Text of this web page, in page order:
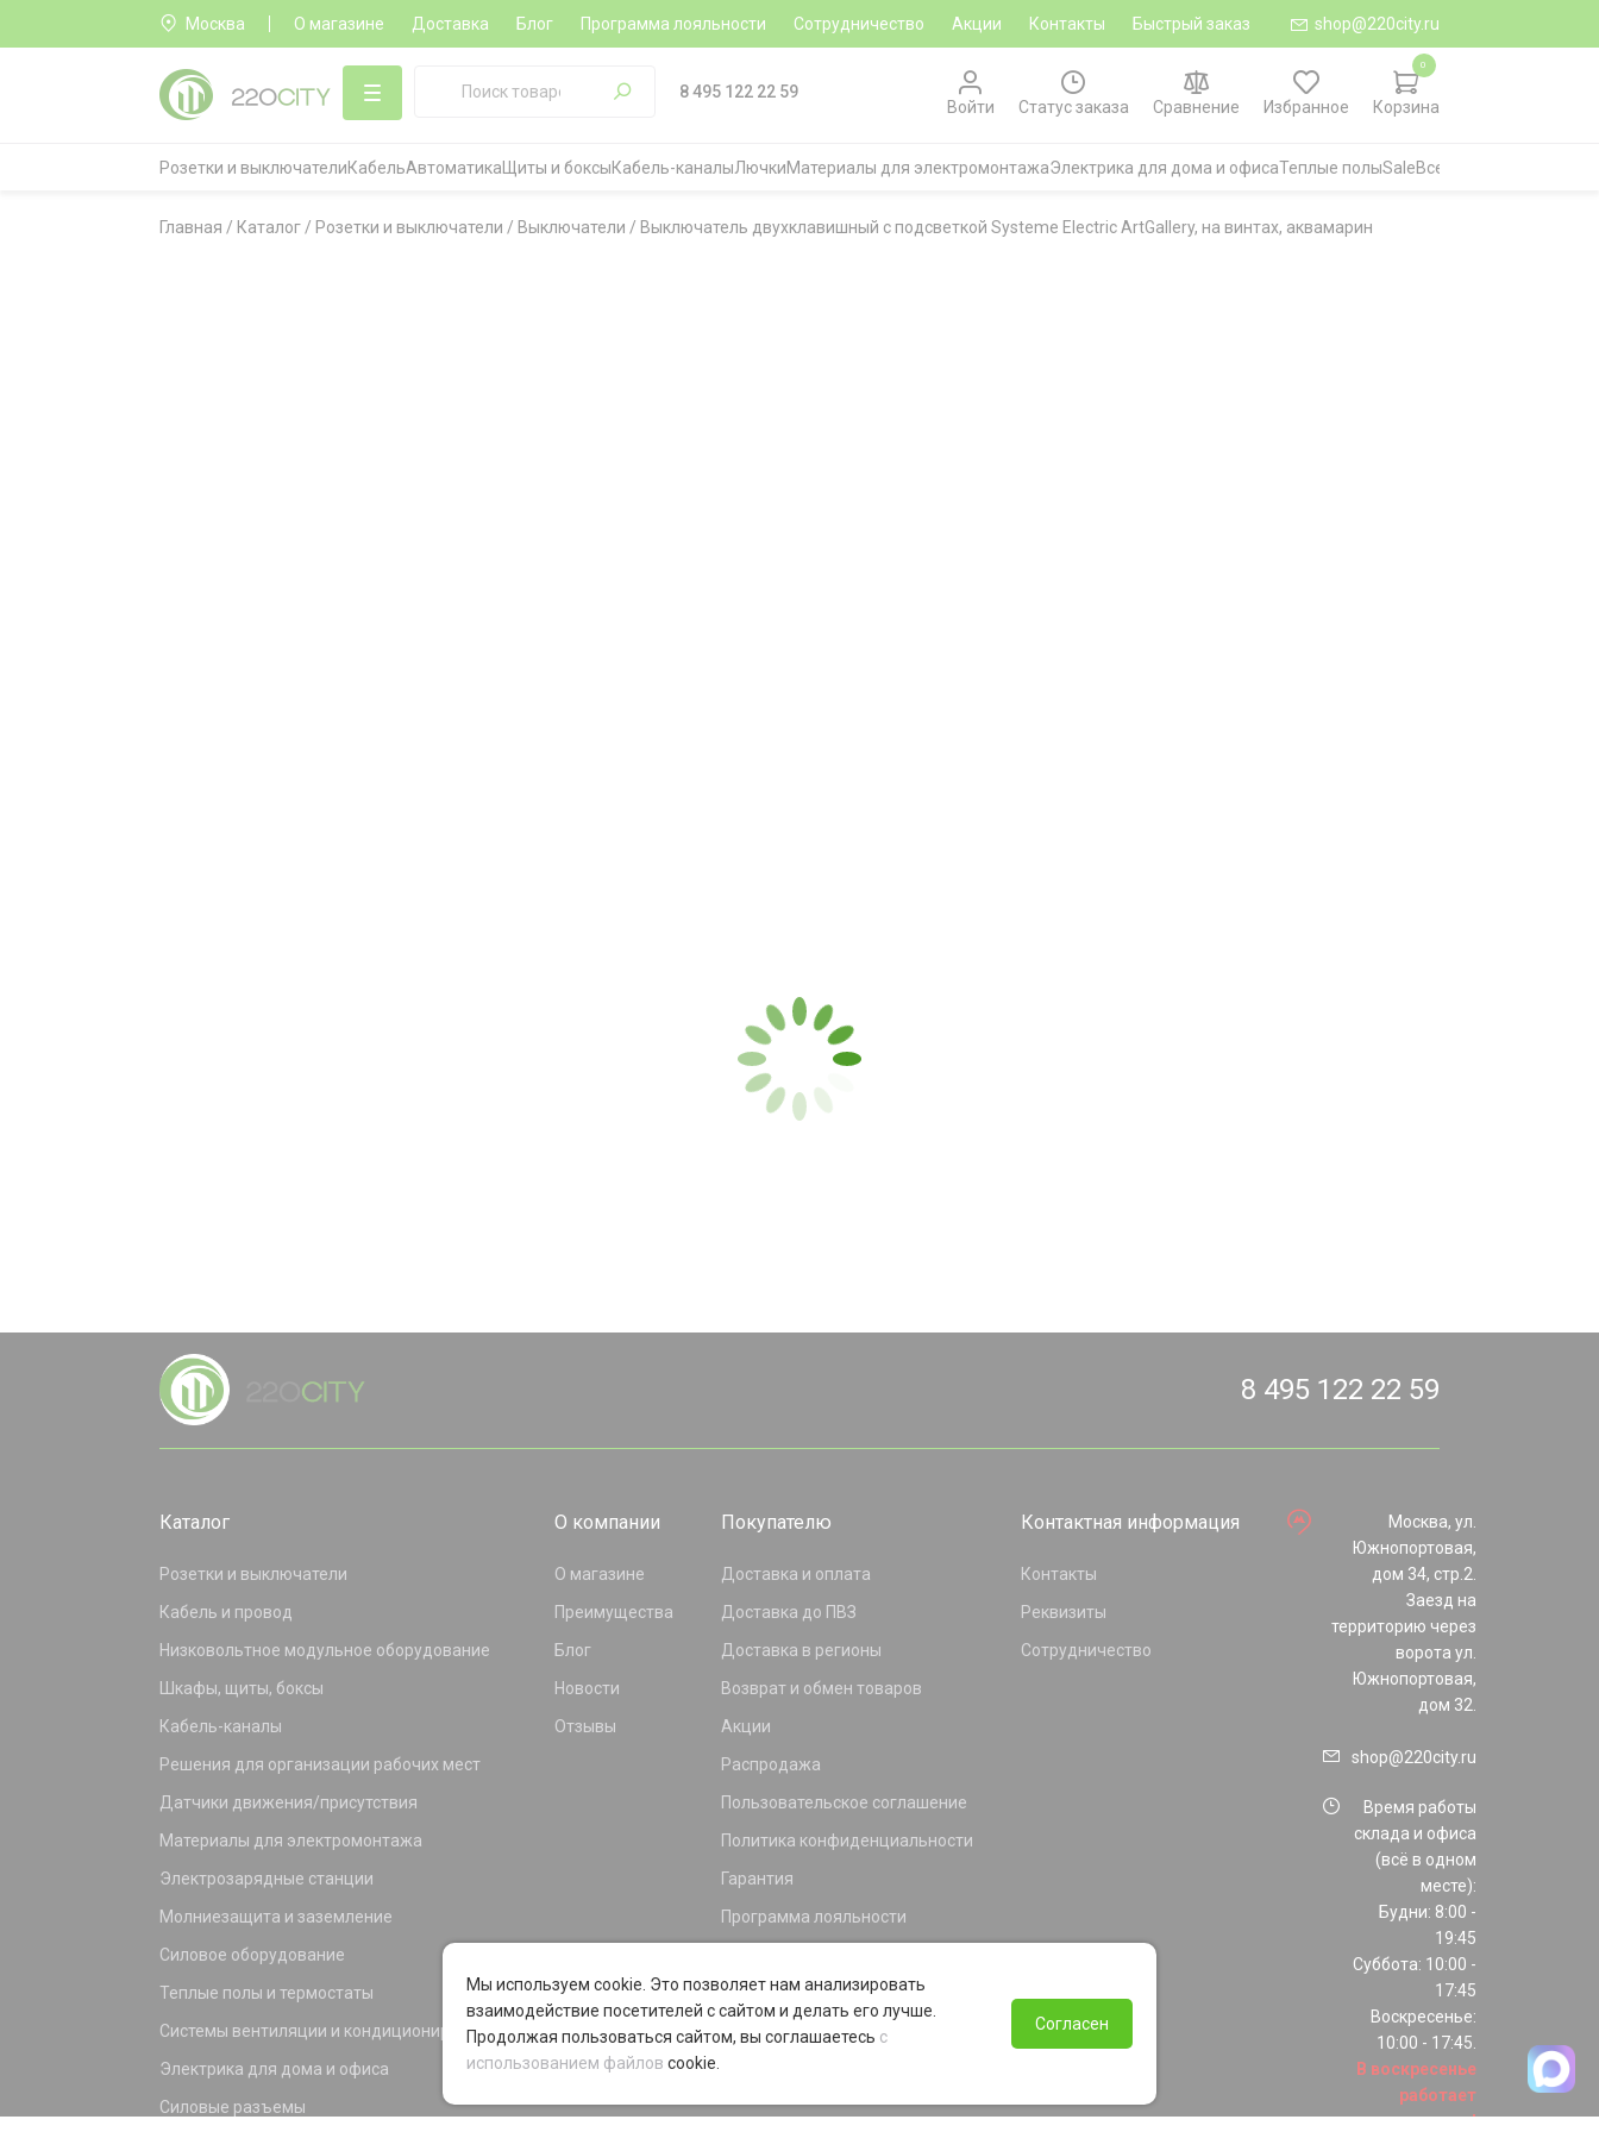
Москва О магазине Доставка Блог Программа лояльности Сотрудничество Акции Контакты Быстрый заказ shop@220city.ru
8 495 122 22 59
Войти
Статус заказа Сравнение Избранное Корзина
0
Розетки и выключателиКабельАвтоматика Щиты и боксыКабель-каналыЛючкиМатериалы для электромонтажаЭлектрика для дома и офисаТеплые полыSaleВсе категории
Главная / Каталог / Розетки и выключатели / Выключатели / Выключатель двухклавишный с подсветкой Systeme Electric ArtGallery, на винтах, аквамарин
8 495 122 22 59
Каталог
Розетки и выключатели
Кабель и провод
Низковольтное модульное оборудование
Шкафы, щиты, боксы
Кабель-каналы
Решения для организации рабочих мест
Датчики движения/присутствия
Материалы для электромонтажа
Электрозарядные станции
Молниезащита и заземление
Силовое оборудование
Теплые полы и термостаты
Системы вентиляции и кондиционирования
Электрика для дома и офиса
Силовые разъемы
О компании
О магазине
Преимущества
Блог
Новости
Отзывы
Покупателю
Доставка и оплата
Доставка до ПВЗ
Доставка в регионы
Возврат и обмен товаров
Акции
Распродажа
Пользовательское соглашение
Политика конфиденциальности
Гарантия
Программа лояльности
Контактная информация
Контакты
Реквизиты
Сотрудничество
Москва, ул.
Южнопортовая,
дом 34, стр.2.
Заезд на
территорию через
ворота ул.
Южнопортовая,
дом 32.
shop@220city.ru
Время работы
склада и офиса
(всё в одном
месте):
Будни: 8:00 -
19:45
Суббота: 10:00 -
17:45
Воскресенье:
10:00 - 17:45.
В воскресенье
работает
только шоурум!
Мы используем cookie. Это позволяет нам анализировать
взаимодействие посетителей с сайтом и делать его лучше.
Продолжая пользоваться сайтом, вы соглашаетесь с
использованием файлов cookie.
Согласен